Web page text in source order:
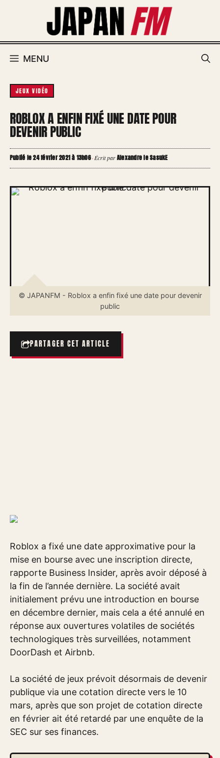
MENU
JEUX VIDÉO
ROBLOX A ENFIN FIXÉ UNE DATE POUR
DEVENIR PUBLIC
Publié le 24 février 2021 à 13h06·Écrit parAlexandre le SasukE
© JAPANFM - Roblox a enfin fixé une date pour devenir
public
PARTAGER CET ARTICLE
Roblox a fixé une date approximative pour la
mise en bourse avec une inscription directe,
rapporte Business Insider, après avoir déposé à
la fin de l’année dernière. La société avait
initialement prévu une introduction en bourse
en décembre dernier, mais cela a été annulé en
réponse aux ouvertures volatiles de sociétés
technologiques très surveillées, notamment
DoorDash et Airbnb.
La société de jeux prévoit désormais de devenir
publique via une cotation directe vers le 10
mars, après que son projet de cotation directe
en février ait été retardé par une enquête de la
SEC sur ses finances.